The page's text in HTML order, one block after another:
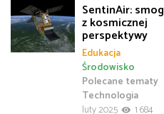
SentinAir: smog
z kosmicznej
perspektywy
Edukacja
Polecane tematy
Środowisko
Technologia
luty 2025
1 684